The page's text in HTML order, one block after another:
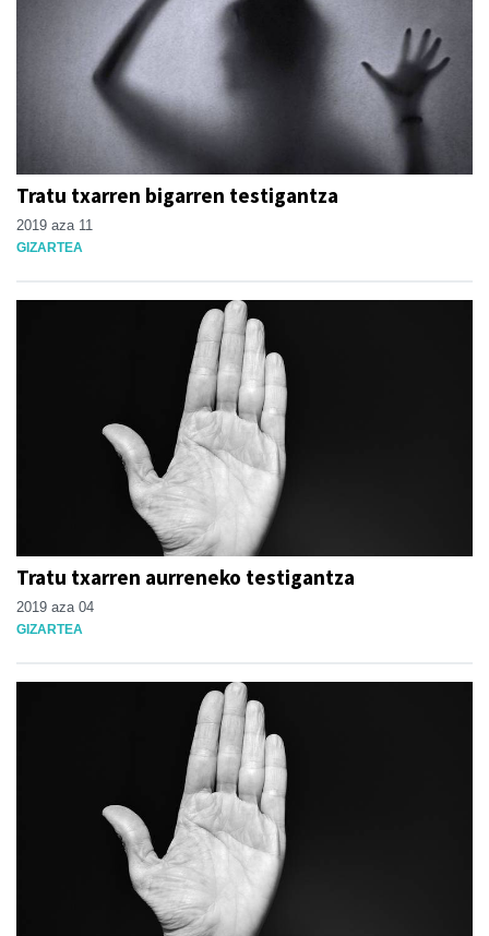
Tratu txarren bigarren testigantza
2019 aza 11
GIZARTEA
Tratu txarren aurreneko testigantza
2019 aza 04
GIZARTEA